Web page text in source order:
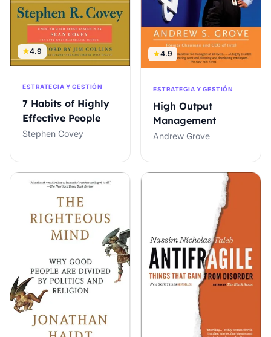
4.9
ESTRATEGIA Y GESTIÓN
7 Habits of Highly
Effective People
Stephen Covey
4.9
ESTRATEGIA Y GESTIÓN
High Output
Management
Andrew Grove